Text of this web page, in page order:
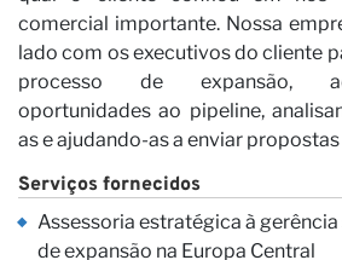
comercial importante. Nossa
lado com os executivos do cliente
processo de expansão,
oportunidades ao pipeline,
as e ajudando-as a enviar
Serviços fornecidos
Assessoria estratégica à
de expansão na Europa Central